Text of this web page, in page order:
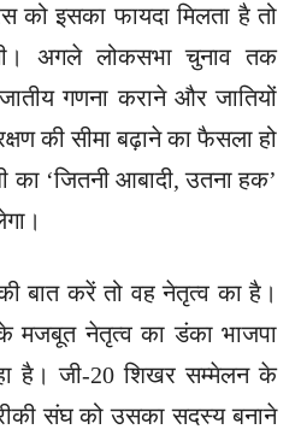
को इसका फायदा मिलता है तो
अगले लोकसभा चुनाव तक
गणना कराने और जातियों
की सीमा बढ़ाने का फैसला हो
का ‘जितनी आबादी, उतना हक’
बात करें तो वह नेतृत्व का है।
के मजबूत नेतृत्व का डंका भाजपा
है। जी-20 शिखर सम्मेलन के
संघ को उसका सदस्य बनाने